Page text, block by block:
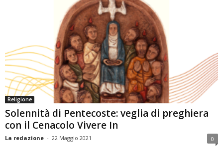
Religione
Solennità di Pentecoste: veglia di preghiera
con il Cenacolo Vivere In
La redazione - 22 Maggio 2021 0